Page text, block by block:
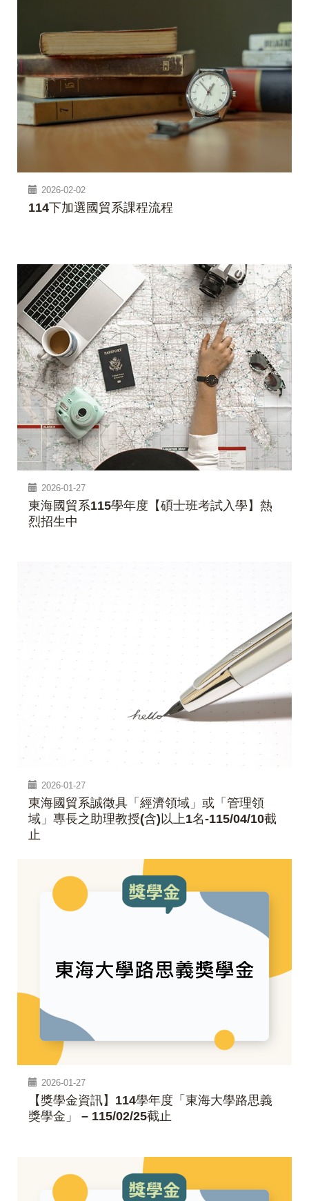
2026-02-02
114下加選國貿系課程流程
2026-01-27
東海國貿系115學年度【碩士班考試入學】熱
烈招生中
2026-01-27
東海國貿系誠徵具「經濟領域」或「管理領
域」專長之助理教授(含)以上1名-115/04/10截
止
2026-01-27
【獎學金資訊】114學年度「東海大學路思義
獎學金」 – 115/02/25截止